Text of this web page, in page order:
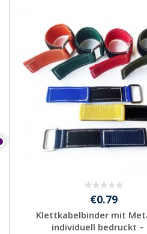
anfordern
€0.79
Klettkabelbinder mit
individuell bedruckt –